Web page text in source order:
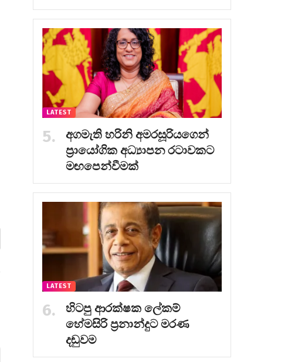
LATEST
අගමැති හරිනි අමරසූරියගෙන්
ප්‍රායෝගික අධ්‍යාපන රටාවකට
මඟපෙන්වීමක්
LATEST
හිටපු ආරක්ෂක ලේකම්
හේමසිරි ප්‍රනාන්දුට මරණ
දඬුවම